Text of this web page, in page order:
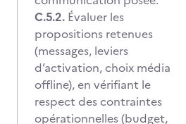
C.5.2. Évaluer les
propositions retenues
(messages, leviers
d’activation, choix média
offline), en vérifiant le
respect des contraintes
opérationnelles (budget,